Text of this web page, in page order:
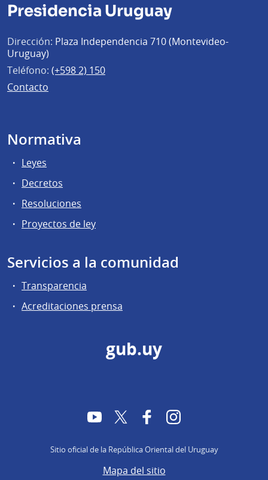
Presidencia Uruguay
Dirección: Plaza Independencia 710 (Montevideo-
Uruguay)
Teléfono: (+598 2) 150
Contacto
Normativa
Leyes
Decretos
Resoluciones
Proyectos de ley
Servicios a la comunidad
Transparencia
Acreditaciones prensa
gub.uy
YouTubeTwitter FacebookInstagram
Sitio oficial de la República Oriental del Uruguay
Mapa del sitio